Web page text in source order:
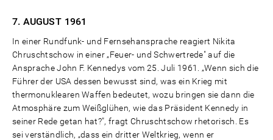
7. AUGUST 1961
In einer Rundfunk- und Fernsehansprache reagiert Nikita
Chruschtschow in einer „Feuer- und Schwertrede" auf die
Ansprache John F. Kennedys vom 25. Juli 1961. „Wenn sich die
Führer der USA dessen bewusst sind, was ein Krieg mit
thermonuklearen Waffen bedeutet, wozu bringen sie dann die
Atmosphäre zum Weißglühen, wie das Präsident Kennedy in
seiner Rede getan hat?", fragt Chruschtschow rhetorisch. Es
sei verständlich, „dass ein dritter Weltkrieg, wenn er